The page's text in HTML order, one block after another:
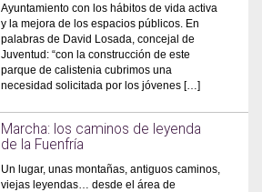
Ayuntamiento con los hábitos de vida activa
y la mejora de los espacios públicos. En
palabras de David Losada, concejal de
Juventud: “con la construcción de este
parque de calistenia cubrimos una
necesidad solicitada por los jóvenes […]
Marcha: los caminos de leyenda
de la Fuenfría
Un lugar, unas montañas, antiguos caminos,
viejas leyendas… desde el área de